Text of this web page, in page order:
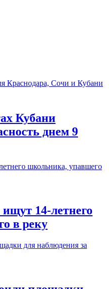
Кубани
днем 9
14-летнего
в реку